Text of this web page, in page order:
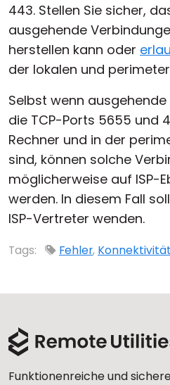
443. Stellen Sie sicher,
ausgehende
herstellen kann oder
der lokalen und
Selbst wenn
die TCP-Ports 5655 und
Rechner und in der
sind, können solche
möglicherweise auf ISP-
werden. In diesem Fall
ISP-Vertreter wenden.
Tags: Fehler, Konnektivität
Funktionenreiche und